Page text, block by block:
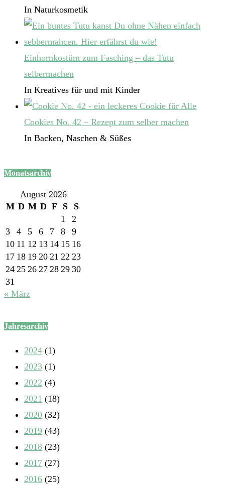
In Naturkosmetik
Einhornkostüm zum Fasching – das Tutu
selbermachen
In Kreatives für und mit Kinder
Cookies No. 42 – Rezept zum selber machen
In Backen, Naschen & Süßes
Monatsarchiv
August 2026
M D M D F S
S
1
2
3
4 5 6 7 8
9
10 11 12 13 14 15 16
17 18 19 20 21 22 23
24 25 26 27 28 29 30
31
« März
Jahresarchiv
2024 (1)
2023 (1)
2022 (4)
2021 (18)
2020 (32)
2019 (43)
2018 (23)
2017 (27)
2016 (25)